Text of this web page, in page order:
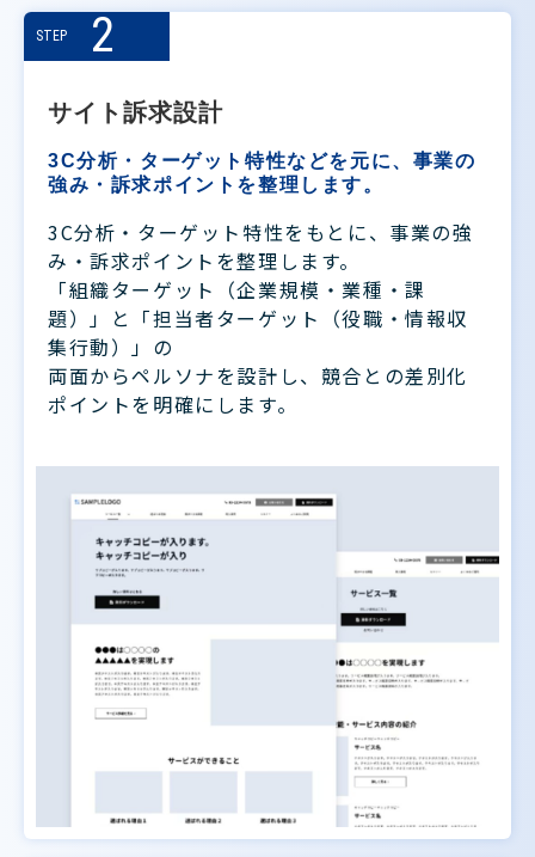
STEP 2
サイト訴求設計
3C分析・ターゲット特性などを元に、事業の
強み・訴求ポイントを整理します。
3C分析・ターゲット特性をもとに、事業の強
み・訴求ポイントを整理します。
「組織ターゲット（企業規模・業種・課
題）」と「担当者ターゲット（役職・情報収
集行動）」の
両面からペルソナを設計し、競合との差別化
ポイントを明確にします。